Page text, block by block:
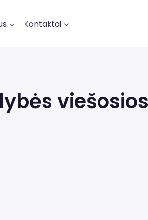
Kontaktai
viešosios